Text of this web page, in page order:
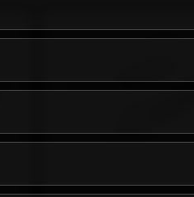
OMNITRONIC Table de